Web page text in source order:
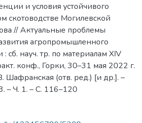
и условия устойчивого
скотоводстве Могилевской
// Актуальные проблемы
агропромышленного
сб. науч. тр. по материалам XIV
конф., Горки, 30–31 мая 2022 г.
Шафранская (отв. ред.) [и др.]. –
– Ч. 1. – С. 116–120